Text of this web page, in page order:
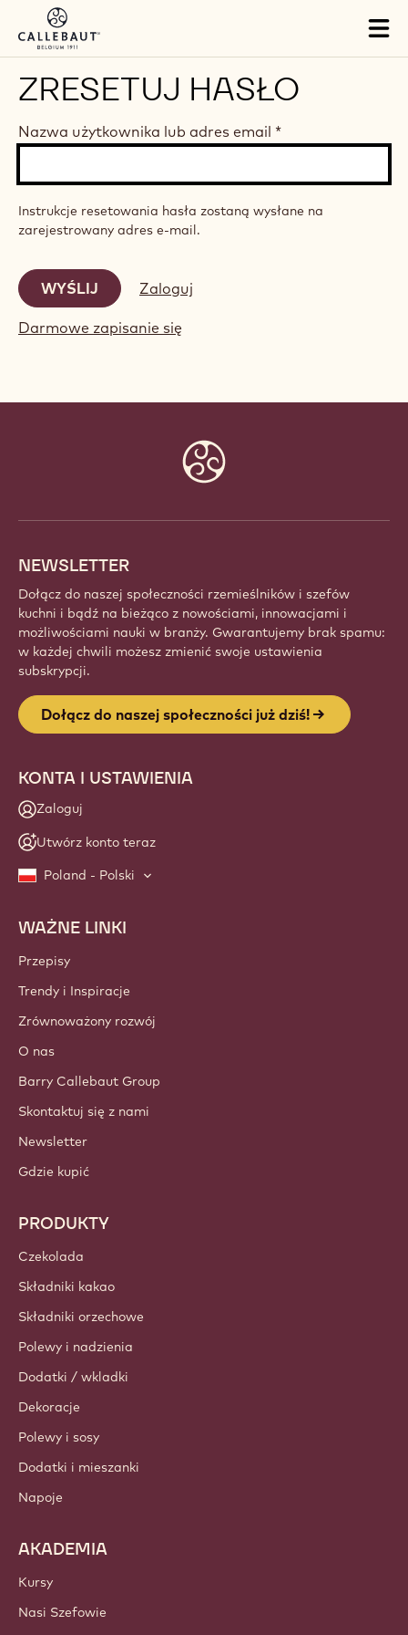
Skip to main content
ZRESETUJ HASŁO
Nazwa użytkownika lub adres email *
Instrukcje resetowania hasła zostaną wysłane na
zarejestrowany adres e-mail.
Zaloguj
Darmowe zapisanie się
NEWSLETTER
Dołącz do naszej społeczności rzemieślników i szefów
kuchni i bądź na bieżąco z nowościami, innowacjami i
możliwościami nauki w branży. Gwarantujemy brak spamu:
w każdej chwili możesz zmienić swoje ustawienia
subskrypcji.
Dołącz do naszej społeczności już dziś!
KONTA I USTAWIENIA
Zaloguj
Utwórz konto teraz
Poland - Polski
Footer
Callebaut
WAŻNE LINKI
Przepisy
Trendy i Inspiracje
Zrównoważony rozwój
O nas
Barry Callebaut Group
Skontaktuj się z nami
Newsletter
Gdzie kupić
PRODUKTY
Czekolada
Składniki kakao
Składniki orzechowe
Polewy i nadzienia
Dodatki / wkladki
Dekoracje
Polewy i sosy
Dodatki i mieszanki
Napoje
AKADEMIA
Kursy
Nasi Szefowie